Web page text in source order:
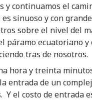
y continuamos el
es sinuoso y con
sobre el nivel del
páramo ecuatoriano y
tras de nosotros.
hora y treinta
entrada de un
Y el costo de entrada